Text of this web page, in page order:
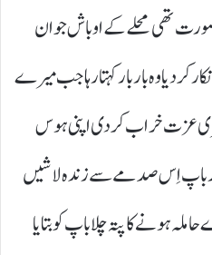
تھی محلے کے اوباش جوان
کر دیا وہ بار بار کہتا رہا جب میرے
عزت خراب کر دی اپنی ہو س
باپ اِس صدمے سے زندہ لاشیں
ہو نے کا پتہ چلا باپ کو بتایا